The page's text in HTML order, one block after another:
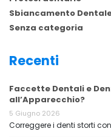
Sbiancamento
Senza categoria
Recenti
Faccette Dentali e
all’Apparecchio?
5 Giugno 2026
Correggere i denti storti